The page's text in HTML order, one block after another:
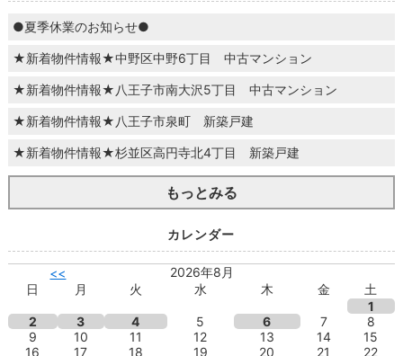
●夏季休業のお知らせ●
★新着物件情報★中野区中野6丁目 中古マンション
★新着物件情報★八王子市南大沢5丁目 中古マンション
★新着物件情報★八王子市泉町 新築戸建
★新着物件情報★杉並区高円寺北4丁目 新築戸建
もっとみる
カレンダー
<<
2026年8月
日
月 火 水 木 金
土
1
2
3 4 5 6 7
8
9
10 11 12 13 14
15
16
17 18 19 20 21 22